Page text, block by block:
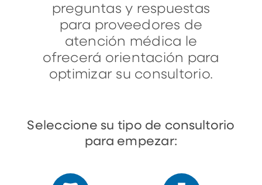
preguntas y respuestas
para proveedores de
atención médica le
ofrecerá orientación para
optimizar su consultorio.
Seleccione su tipo de consultorio
para empezar: